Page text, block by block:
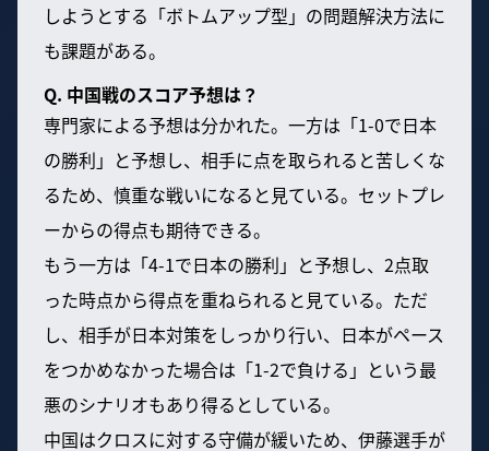
しようとする「ボトムアップ型」の問題解決方法に
も課題がある。
Q. 中国戦のスコア予想は？
専門家による予想は分かれた。一方は「1-0で日本
の勝利」と予想し、相手に点を取られると苦しくな
るため、慎重な戦いになると見ている。セットプレ
ーからの得点も期待できる。
もう一方は「4-1で日本の勝利」と予想し、2点取
った時点から得点を重ねられると見ている。ただ
し、相手が日本対策をしっかり行い、日本がペース
をつかめなかった場合は「1-2で負ける」という最
悪のシナリオもあり得るとしている。
中国はクロスに対する守備が緩いため、伊藤選手が